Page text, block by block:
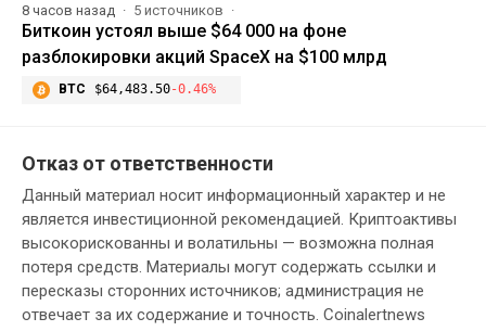
8 часов назад 5 источников
Биткоин устоял выше $64 000 на фоне
разблокировки акций SpaceX на $100 млрд
BTC $64,483.50-0.46%
Отказ от ответственности
Данный материал носит информационный характер и не
является инвестиционной рекомендацией. Криптоактивы
высокорискованны и волатильны — возможна полная
потеря средств. Материалы могут содержать ссылки и
пересказы сторонних источников; администрация не
отвечает за их содержание и точность. Coinalertnews